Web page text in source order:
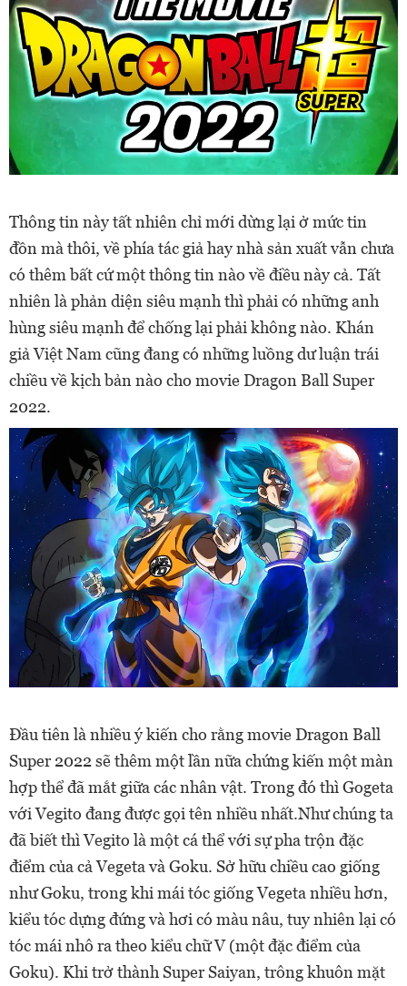
Thông tin này tất nhiên chỉ mới dừng lại ở mức tin
đồn mà thôi, về phía tác giả hay nhà sản xuất vẫn chưa
có thêm bất cứ một thông tin nào về điều này cả. Tất
nhiên là phản diện siêu mạnh thì phải có những anh
hùng siêu mạnh để chống lại phải không nào. Khán
giả Việt Nam cũng đang có những luồng dư luận trái
chiều về kịch bản nào cho movie Dragon Ball Super
2022.
Đầu tiên là nhiều ý kiến cho rằng movie Dragon Ball
Super 2022 sẽ thêm một lần nữa chứng kiến một màn
hợp thể đã mắt giữa các nhân vật. Trong đó thì Gogeta
với Vegito đang được gọi tên nhiều nhất.Như chúng ta
đã biết thì Vegito là một cá thể với sự pha trộn đặc
điểm của cả Vegeta và Goku. Sở hữu chiều cao giống
như Goku, trong khi mái tóc giống Vegeta nhiều hơn,
kiểu tóc dựng đứng và hơi có màu nâu, tuy nhiên lại có
tóc mái nhô ra theo kiểu chữ V (một đặc điểm của
Goku). Khi trở thành Super Saiyan, trông khuôn mặt